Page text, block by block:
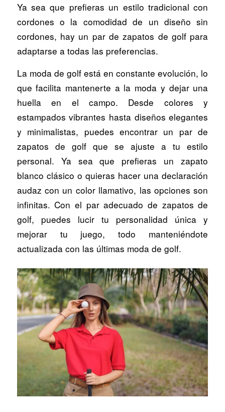
Ya sea que prefieras un estilo tradicional con
cordones o la comodidad de un diseño sin
cordones, hay un par de zapatos de golf para
adaptarse a todas las preferencias.
La moda de golf está en constante evolución, lo
que facilita mantenerte a la moda y dejar una
huella en el campo. Desde colores y
estampados vibrantes hasta diseños elegantes
y minimalistas, puedes encontrar un par de
zapatos de golf que se ajuste a tu estilo
personal. Ya sea que prefieras un zapato
blanco clásico o quieras hacer una declaración
audaz con un color llamativo, las opciones son
infinitas. Con el par adecuado de zapatos de
golf, puedes lucir tu personalidad única y
mejorar tu juego, todo manteniéndote
actualizada con las últimas moda de golf.